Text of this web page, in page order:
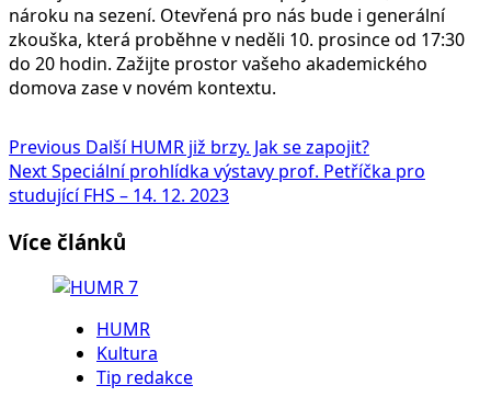
nároku na sezení. Otevřená pro nás bude i generální
zkouška, která proběhne v neděli 10. prosince od 17:30
do 20 hodin. Zažijte prostor vašeho akademického
domova zase v novém kontextu.
Continue
Reading
Previous Další HUMR již brzy. Jak se zapojit?
NextSpeciální prohlídka výstavy prof. Petříčka pro
studující FHS – 14. 12. 2023
Více článků
HUMR
Kultura
Tip redakce